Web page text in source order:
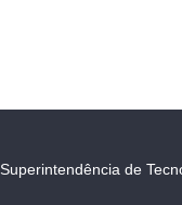
Superintendência de